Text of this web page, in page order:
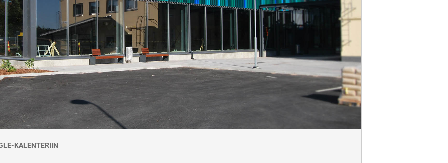
myöntämispäivästä.
kahden (2) vuoden välein, viimeistään
Hitsauspätevyyden voimassaolo edellyttää,
menetelmän hitsauksissa. Standardin
todennettu lähinäkökyky.
KALENTERIIN